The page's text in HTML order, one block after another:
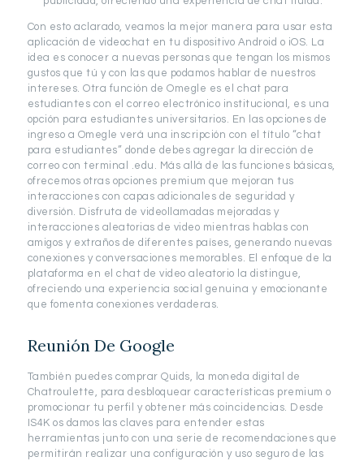
Con esto aclarado, veamos la mejor manera para usar esta
aplicación de videochat en tu dispositivo Android o iOS. La
idea es conocer a nuevas personas que tengan los mismos
gustos que tú y con las que podamos hablar de nuestros
intereses. Otra función de Omegle es el chat para
estudiantes con el correo electrónico institucional, es una
opción para estudiantes universitarios. En las opciones de
ingreso a Omegle verá una inscripción con el título “chat
para estudiantes” donde debes agregar la dirección de
correo con terminal .edu. Más allá de las funciones básicas,
ofrecemos otras opciones premium que mejoran tus
interacciones con capas adicionales de seguridad y
diversión. Disfruta de videollamadas mejoradas y
interacciones aleatorias de video mientras hablas con
amigos y extraños de diferentes países, generando nuevas
conexiones y conversaciones memorables. El enfoque de la
plataforma en el chat de video aleatorio la distingue,
ofreciendo una experiencia social genuina y emocionante
que fomenta conexiones verdaderas.
Reunión De Google
También puedes comprar Quids, la moneda digital de
Chatroulette, para desbloquear características premium o
promocionar tu perfil y obtener más coincidencias. Desde
IS4K os damos las claves para entender estas
herramientas junto con una serie de recomendaciones que
permitirán realizar una configuración y uso seguro de las